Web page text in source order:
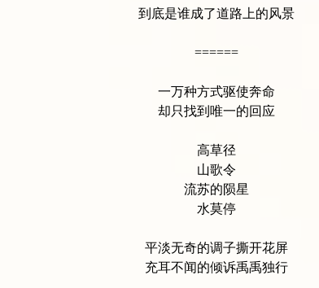
到底是谁成了道路上的风景
======
一万种方式驱使奔命
却只找到唯一的回应
高草径
山歌令
流苏的陨星
水莫停
平淡无奇的调子撕开花屏
充耳不闻的倾诉禹禹独行